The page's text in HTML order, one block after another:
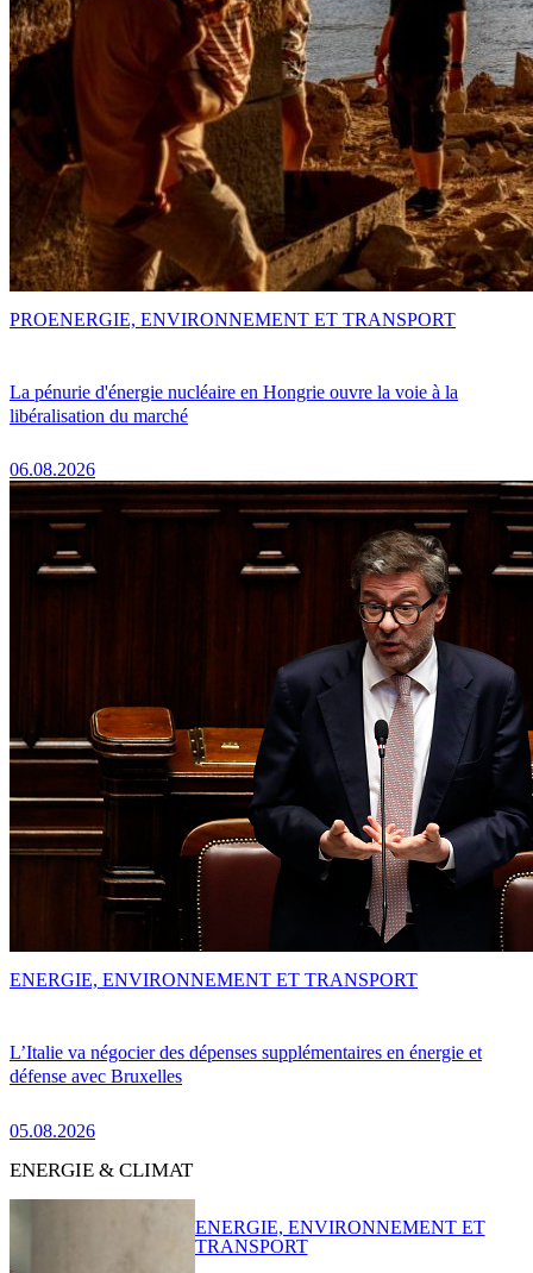
La pénurie d'énergie nucléaire en Hongrie ouvre la voie à la
libéralisation du marché
06.08.2026
PROENERGIE, ENVIRONNEMENT ET TRANSPORT
L’Italie va négocier des dépenses supplémentaires en énergie et
défense avec Bruxelles
05.08.2026
ENERGIE, ENVIRONNEMENT ET TRANSPORT
ENERGIE & CLIMAT
ENERGIE, ENVIRONNEMENT ET
TRANSPORT